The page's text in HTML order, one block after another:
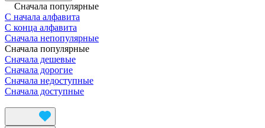
Сначала популярные
С начала алфавита
С конца алфавита
Сначала непопулярные
Сначала популярные
Сначала дешевые
Сначала дорогие
Сначала недоступные
Сначала доступные